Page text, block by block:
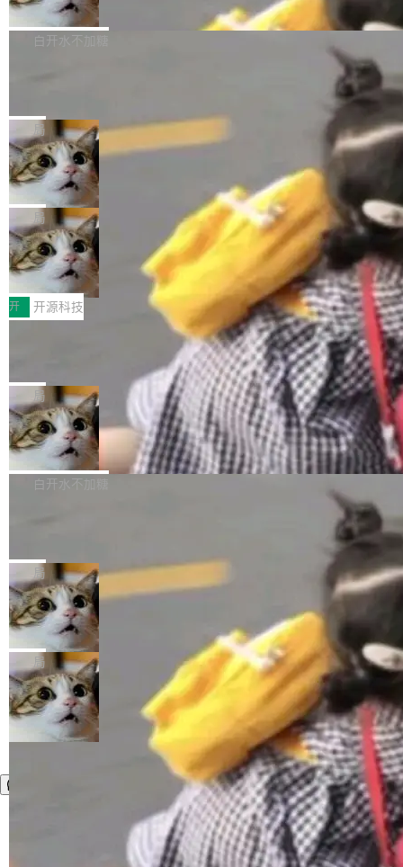
联 加...
经过人工复核，准确度令人满意。这一方法也为
社区爱好者提供了高效跟踪新版本的思路。
他宣布了一个新消息：从 2026 年 8 月 1 日起，
他可以全职维护 libexpat 了，最长 6 个月。发
库之一。你的操作系统、浏览器、无数的基础设
施软件，很可能都在用它。而过去十年，维护它
的人一直在用业余...
Firefox 153.0.3 现已发布，具体更新内容如
下： New Smart Window 包含多项增强功能：
gi?id=2019042">Bug&nbsp;2019042</a>）</l
i> <li>现在，助手可以直接使用 Exa 的网络搜索
结果回答问题，而无需将问题转交给搜索引擎。
（<a href="https://bugzilla.mozilla.org/show_
bug.cgi?id=204...
白开水不加糖
的 npm 包。项目的核心论点是：容器不适合 Ag
ent 计算。真正适合的，是 Isolate。 Cloudflare
工程师在这件事上没什么可谦虚的——他们用 W
orkers 跑了十年 Isolate。用 CEO Matthew Pri
nce 的话说：「我们一生都在用 Isolate 运行代
码，而 AI Agent 不需要容器，它们需要的是 Iso
late。」 容器为什么不合适 容器的问题在于启动
和销毁都太重了。一个 Agent 要执行的任务可能
只需要几毫秒的 CPU 时间，但容器从冷启动到
就绪要花数秒。如果未来有十...
局
OpenAI 公开邮件和聊天记录回应苹果
诉讼，称“Apple is getting this wron
g”
上个月，苹果一纸诉状把 OpenAI 告上法庭，指
控其挖角苹果前员工并窃取商业秘密。苹果的诉
状把 OpenAI 描述成一个系统性地从前东家挖
人、套取机密信息的对手。 OpenAI 没发律师
函，也没选择庭外沉默。它在官网贴了一篇博
文，标题只有六个字：Apple is getting this wro
ng。 然后，它把邮件往来和 iMessage 聊天记
录全贴了出来。 他发错人了 苹果外部律师 Gabr
iel Gross 来自 Weil 律所，2 月 23 日下午 5:53
给 OpenAI 总法律顾问 Che Chang 发了封邮
件，附了一封长信，要求 OpenAI 配合调查前苹
果员工带走机密信...
局
HUAWEI MatePad Edge上架WorkBu
ddy鸿蒙PC版，说话就能干活的AI办公
搭子
全能AI工作台WorkBuddy鸿蒙PC版上架HUAWE
I MatePad Edge应用市场，直接下载即可使
用，与鸿蒙电脑上的体验一致。值得一提的是，
这是目前市面上唯一支持平板接入WorkBuddy P
C版的产品，搭载“人机双写”重磅功能——你写
你的，AI写AI的，同屏协作互不干扰。一句话让
AI帮你干活，现在开启全新体验！ 温馨提示：
体验WorkBuddy鸿蒙PC版前，请将 HUAWEI M
atePad Edge 升级至 HarmonyOS 6.1.0.135S
P9 patch03及以上版本。 *升级路径：设置 > 搜
开 开源科技
FFmpeg 9.0 发布：代号“Lei”，以此纪
全球知名开源多媒体框架 FFmpeg 今天正式发
布了 9.0 版本。这个版本除了带来新一代音视频
处理能力和硬件加速支持之外，还有一个特殊之
处：FFmpeg 9.0 的代号是“Lei”。 这个名字，
来自中国开发者雷霄骅（Lei Xiaohua）。 对于
很多中国音视频开发者而言，这个名字并不陌
“启蒙老师”。 而今年，恰好是雷霄骅离世十周
年。FFmpeg 社区最终选择用一个大版本的名
字，留下了这份纪念。 雷霄骅曾是中国传媒大学
数字电视技术方向的博士生，长期从事视频、音
频技...
局
亚马逊成本失控：AI 写代码烧掉 1215
万元，超预算 860%
外媒近日曝光了亚马逊的多份内部报告显示，AI
导致公司在多个项目上超支。《金融时报》报道
编写程序，目标是完成电商平台作者信息与商品
列表的数据匹配 —— 一项常规的数据处理任
务，最终却产生了 180 万美元的账单，实际支出
超出原定预算 860%。 更令人意外的是，该项目
最终并未成功落地，而高额算力消耗持续运行长
达 5 个月，公司直到财务对账时才察觉异常。这
意味着一个无人看管的 AI 程序，在近半年时间
里日夜不停地"烧钱"。 复盘显示，...
白开水不加糖
e CEO Clément Delangue 在 CNBC 的采访里
没有拐弯抹角。他说中国正在赢得 AI 竞赛，而
且按目前的速度，中国 AI 工具预计在今年底或
2027 年就能追上美国前沿实验室的水平。 Dela
ngue 把原因归结为一件事：开放协作。中国的
AI 开发者在一个共享和协作的生态里加速迭代，
而美国模型厂商在"闭门造车"。他的原话是 "buil
ding in silos"——各自为战，互不通气。 这个判
断从他嘴里说出来分量不同。Hugging Face 是
全球最大的开源 AI 平台，上面跑着上百万个模
局
当 AI agent 把源码变成了最好的扩展系
统，开发者工具必须开源
五年前，David Crawshaw 问过很多软件工程师
一个问题：你写过什么给自己用的程序？答案几
乎都是没有。工程师们整天用别人写的程序写程
序给别人用。偶尔有人自己写个博客系统、智能
家居控制、家庭实验室，都算稀奇事。 Crawsh
aw 是 Shelley 的作者，一个开源 AI coding age
nt。他最近在博客上写了一篇文章，核心论点很
简单：开发者工具必须开源。 理由不是传统的自
由软件情怀，而是一个跟 AI agent 直接相关的
技术判断。 两行 prompt 就能个性化任何软件 C
rawshaw 给出了两个 prompt。 第一个： "下载
局